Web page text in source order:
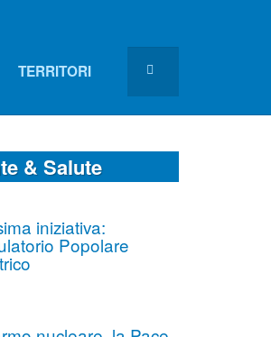
TERRITORI
& Salute
iniziativa:
Popolare